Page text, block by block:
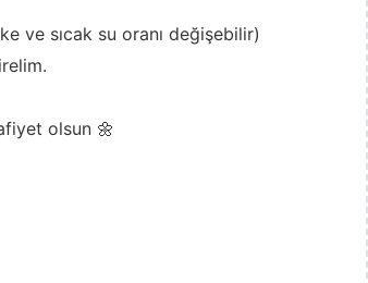
ve sıcak su oranı değişebilir)
olsun 🌼